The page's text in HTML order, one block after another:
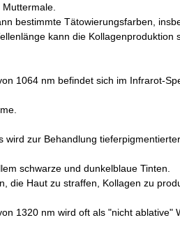
bestimmte Tätowierungsfarben,
kann die
1064 nm befindet sich im Infrarot-
wird zur Behandlung
schwarze und dunkelblaue Tinten.
die Haut zu straffen, Kollagen zu
1320 nm wird oft als "nicht ablative"